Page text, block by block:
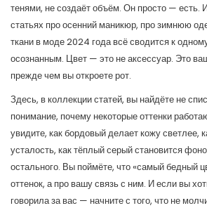
тенями, не создаёт объём. Он просто —
статьях про осенний маникюр, про зимнюю
ткани в моде 2024 года всё сводится к
осознанным. Цвет — это не аксессуар. Это
прежде чем вы откроете рот.
Здесь, в коллекции статей, вы найдёте не
понимание, почему некоторые оттенки
увидите, как бордовый делает кожу светлее,
усталость, как тёплый серый становится
остального. Вы поймёте, что «самый бедный
оттенок, а про вашу связь с ним. И если вы
говорила за вас — начните с того, что не